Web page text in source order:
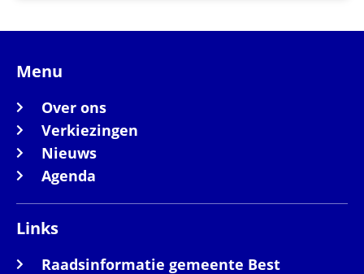
Menu
Over ons
Verkiezingen
Nieuws
Agenda
Links
Raadsinformatie gemeente Best